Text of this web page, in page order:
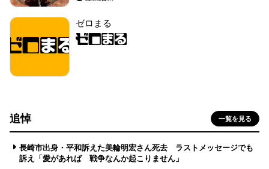
ゼロまる
追悼 一覧を見る
長崎市出身・平和訴えた美輪明宏さん死去 ラストメッセージでも
訴え「愛があれば 戦争なんか起こりません」